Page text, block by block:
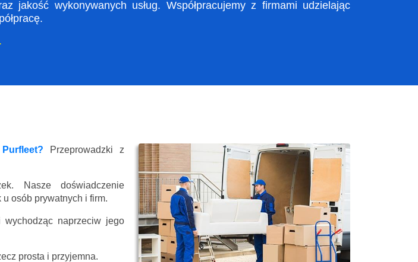
jakość wykonywanych usług. Współpracujemy z firmami udzielając
Przeprowadzki z
Nasze doświadczenie
osób prywatnych i firm.
naprzeciw jego
prosta i przyjemna.